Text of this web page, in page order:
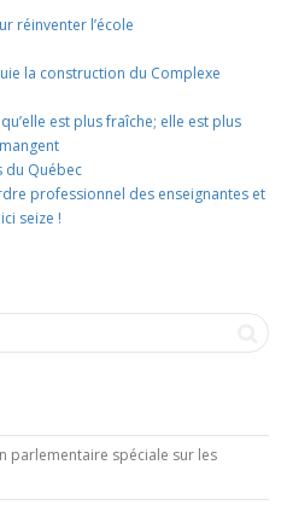
réinventer l’école
la construction du Complexe
est plus fraîche; elle est plus
du Québec
professionnel des enseignantes et
seize !
parlementaire spéciale sur les